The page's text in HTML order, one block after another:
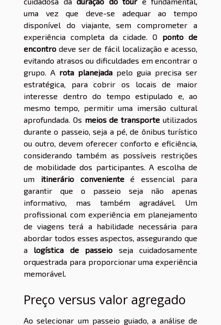
uma vez que deve-se adequar ao tempo
disponível do viajante, sem comprometer a
experiência completa da cidade. O ponto de
encontro deve ser de fácil localização e acesso,
evitando atrasos ou dificuldades em encontrar o
grupo. A rota planejada pelo guia precisa ser
estratégica, para cobrir os locais de maior
interesse dentro do tempo estipulado e, ao
mesmo tempo, permitir uma imersão cultural
aprofundada. Os meios de transporte utilizados
durante o passeio, seja a pé, de ônibus turístico
ou outro, devem oferecer conforto e eficiência,
considerando também as possíveis restrições
de mobilidade dos participantes. A escolha de
um itinerário convenienteé essencial para
garantir que o passeio seja não apenas
informativo, mas também agradável. Um
profissional com experiência em planejamento
de viagens terá a habilidade necessária para
abordar todos esses aspectos, assegurando que
a logística de passeio seja cuidadosamente
orquestrada para proporcionar uma experiência
memorável.
Preço versus valor agregado
Ao selecionar um passeio guiado, a análise de